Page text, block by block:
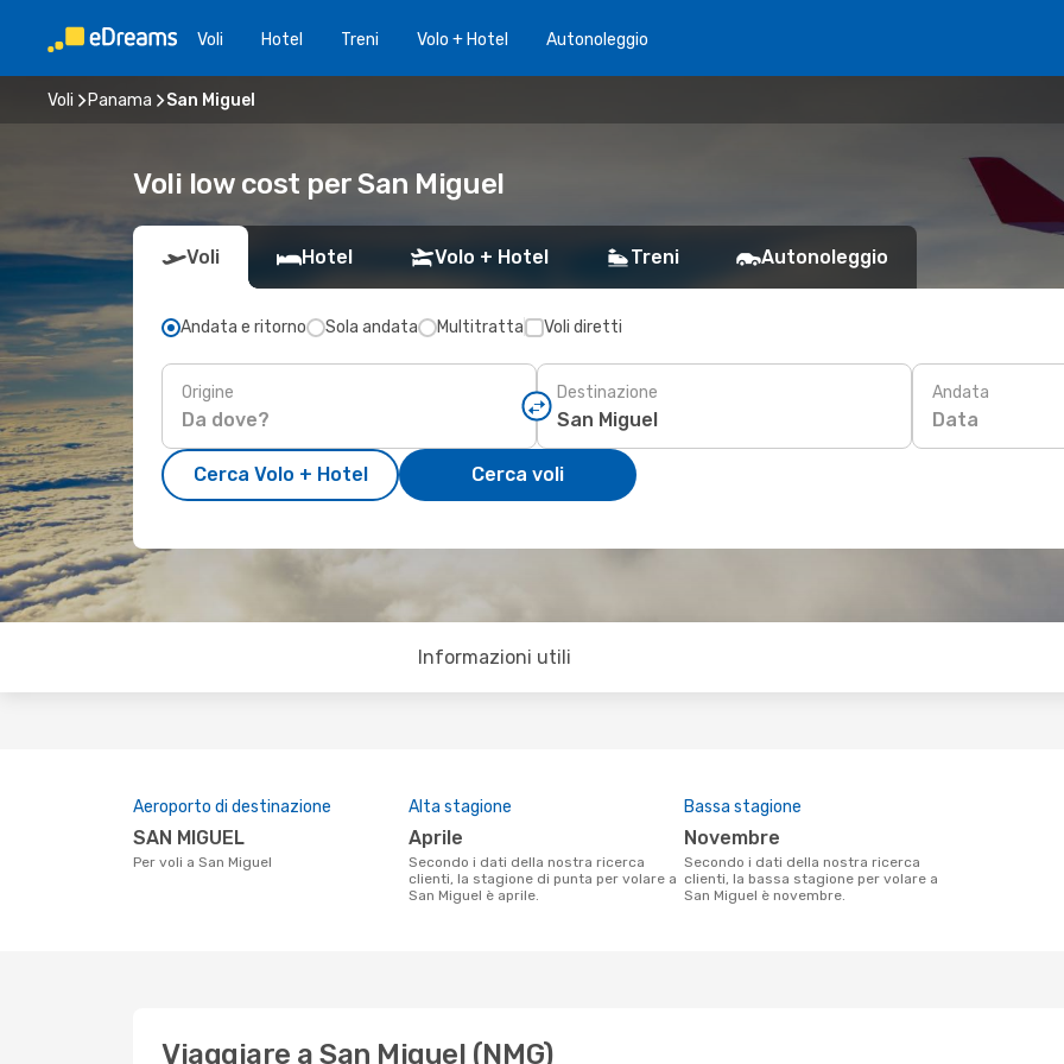
Voli Hotel Treni Volo + Hotel Autonoleggio
Voli Panama San Miguel
Voli low cost per San Miguel
Voli Hotel Volo + Hotel Treni Autonoleggio
Andata e ritorno Sola andata Multitratta Voli diretti
Origine Destinazione Andata
Data
Cerca Volo + Hotel Cerca voli
Informazioni utili
Aeroporto di destinazione
SAN MIGUEL
Per voli a San Miguel
Alta stagione
aprile
Secondo i dati della nostra ricerca
clienti, la stagione di punta per volare a
San Miguel è aprile.
Bassa stagione
novembre
Secondo i dati della nostra ricerca
clienti, la bassa stagione per volare a
San Miguel è novembre.
Viaggiare a San Miguel (NMG)